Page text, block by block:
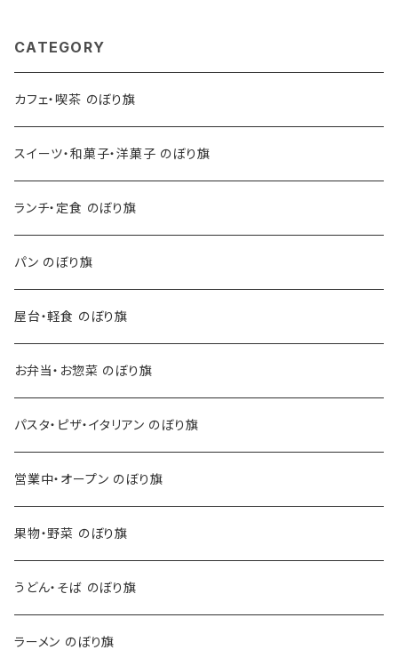
CATEGORY
カフェ・喫茶 のぼり旗
スイーツ・和菓子・洋菓子 のぼり旗
ランチ・定食 のぼり旗
パン のぼり旗
屋台・軽食 のぼり旗
お弁当・お惣菜 のぼり旗
パスタ・ピザ・イタリアン のぼり旗
営業中・オープン のぼり旗
果物・野菜 のぼり旗
うどん・そば のぼり旗
ラーメン のぼり旗